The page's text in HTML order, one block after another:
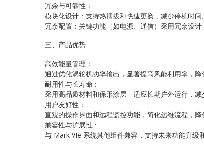
冗余与可靠性：
模块化设计：支持热插拔和快速更换，减少停机时间。
冗余配置：关键功能（如电源、通信）采用冗余设计
三、产品优势
高效能量管理：
通过优化涡轮机功率输出，显著提高风能利用率，降
耐用性与长寿命：
采用高品质材料和保形涂层，适应长期户外运行，减
用户友好性：
直观的操作界面和远程监控功能，简化运维流程，降
兼容性与扩展性：
与 Mark VIe 系统其他组件兼容，支持未来功能升级和